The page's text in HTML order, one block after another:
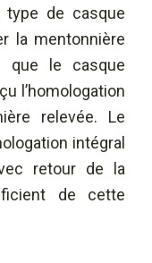
type de casque
la mentonnière
que le casque
l’homologation
relevée. Le
intégral
retour de la
de cette